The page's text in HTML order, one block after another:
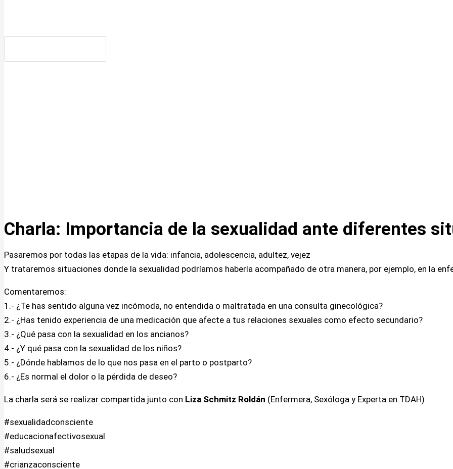
Charla: Importancia de la sexualidad ante diferentes
Pasaremos por todas las etapas de la vida: infancia, adolescencia, adultez, vejez
Y trataremos situaciones donde la sexualidad podríamos haberla acompañado de otra manera, por ejemplo, en la
Comentaremos:
1.- ¿Te has sentido alguna vez incómoda, no entendida o maltratada en una consulta ginecológica?
2.- ¿Has tenido experiencia de una medicación que afecte a tus relaciones sexuales como efecto secundario?
3.- ¿Qué pasa con la sexualidad en los ancianos?
4.- ¿Y qué pasa con la sexualidad de los niños?
5.- ¿Dónde hablamos de lo que nos pasa en el parto o postparto?
6.- ¿Es normal el dolor o la pérdida de deseo?
La charla será se realizar compartida junto con Liza Schmitz Roldán (Enfermera, Sexóloga y Experta en TDAH)
#sexualidadconsciente
#educacionafectivosexual
#saludsexual
#crianzaconsciente